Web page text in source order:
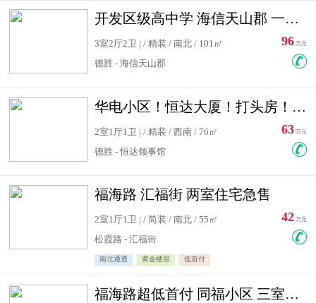
开发区级高中学 海信天山郡 一手合同没有税！ 送车位
3室2厅2卫 | / 精装 / 南北 / 101㎡
德胜 - 海信天山郡
96 万元
华电小区！恒达大厦！打头房！精装修！可低首付！随时看房！
2室1厅1卫 | / 精装 / 西南 / 76㎡
德胜 - 恒达领事馆
63 万元
福海路 汇福街 两室住宅急售
2室1厅1卫 | / 简装 / 南北 / 55㎡
松霞路 - 汇福街
南北通透 黄金楼层 低首付
42 万元
福海路超低首付 同福小区 三室住宅急售